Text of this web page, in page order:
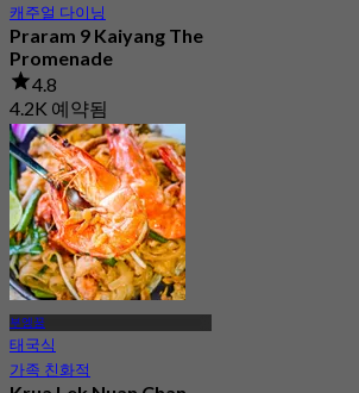
캐주얼 다이닝
Praram 9 Kaiyang The
Promenade
4.8
4.2K 예약됨
에서฿ 299.5
부엥꿈
태국식
가족 친화적